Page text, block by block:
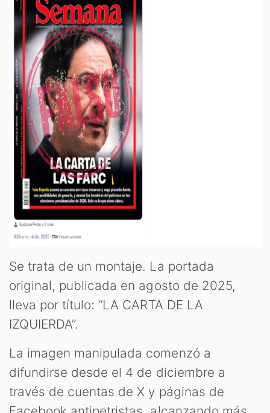
Se trata de un montaje. La portada
original, publicada en agosto de 2025,
lleva por título: “LA CARTA DE LA
IZQUIERDA”.
La imagen manipulada comenzó a
difundirse desde el 4 de diciembre a
través de cuentas de X y páginas de